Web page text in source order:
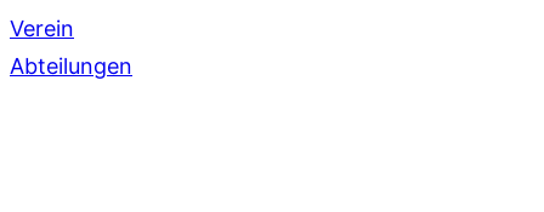
Verein
Abteilungen